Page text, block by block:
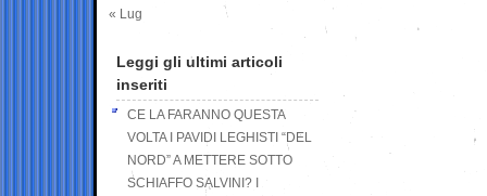
« Lug
Leggi gli ultimi articoli
inseriti
CE LA FARANNO QUESTA
VOLTA I PAVIDI LEGHISTI “DEL
NORD” A METTERE SOTTO
SCHIAFFO SALVINI? I